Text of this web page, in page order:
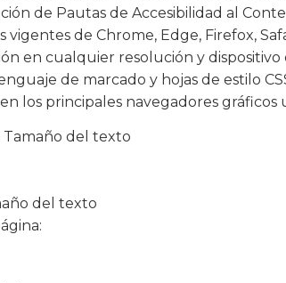
de Pautas de Accesibilidad al
de Chrome, Edge, Firefox,
en cualquier resolución y
de marcado y hojas de estilo
los principales navegadores gráficos
Tamaño del texto
del texto